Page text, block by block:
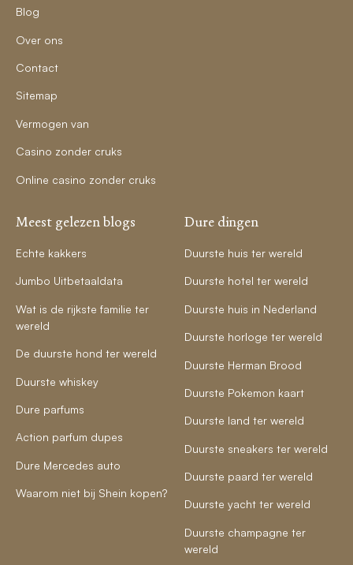
Blog
Over ons
Contact
Sitemap
Vermogen van
Casino zonder cruks
Online casino zonder cruks
Meest gelezen blogs
Echte kakkers
Jumbo Uitbetaaldata
Wat is de rijkste familie ter
wereld
De duurste hond ter wereld
Duurste whiskey
Dure parfums
Action parfum dupes
Dure Mercedes auto
Waarom niet bij Shein kopen?
Dure dingen
Duurste huis ter wereld
Duurste hotel ter wereld
Duurste huis in Nederland
Duurste horloge ter wereld
Duurste Herman Brood
Duurste Pokemon kaart
Duurste land ter wereld
Duurste sneakers ter wereld
Duurste paard ter wereld
Duurste yacht ter wereld
Duurste champagne ter
wereld